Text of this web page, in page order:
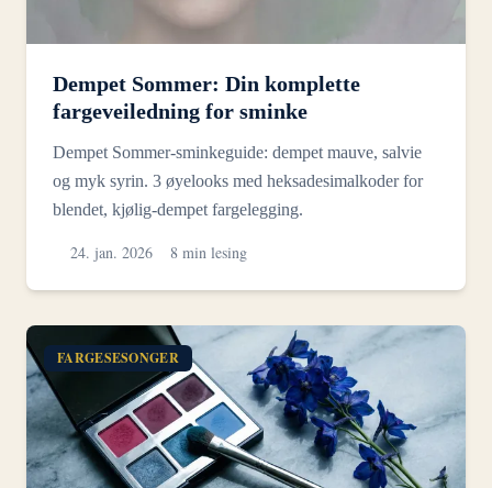
Dempet Sommer: Din komplette
fargeveiledning for sminke
Dempet Sommer-sminkeguide: dempet mauve, salvie
og myk syrin. 3 øyelooks med heksadesimalkoder for
blendet, kjølig-dempet fargelegging.
24. jan. 2026 8 min lesing
FARGESESONGER